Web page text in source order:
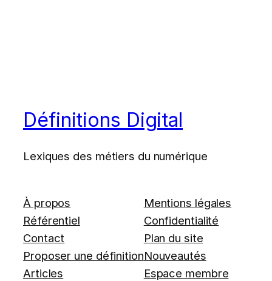
Définitions Digital
Lexiques des métiers du numérique
À propos
Référentiel
Contact
Proposer une définition
Articles
Mentions légales
Confidentialité
Plan du site
Nouveautés
Espace membre